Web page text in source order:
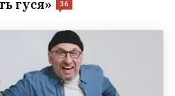
гуся»
36